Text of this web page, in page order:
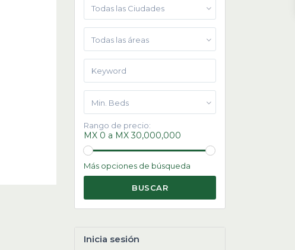
Todas las Ciudades
Todas las áreas
Min. Beds
Rango de precio:
MX 0 a MX 30,000,000
Más opciones de búsqueda
BUSCAR
Inicia sesión